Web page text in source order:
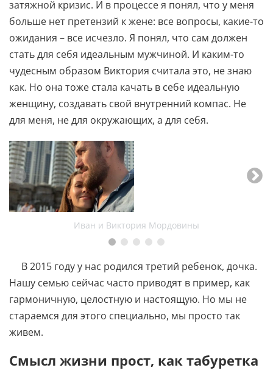
затяжной кризис. И в процессе я понял, что у меня
больше нет претензий к жене: все вопросы, какие-то
ожидания – все исчезло. Я понял, что сам должен
стать для себя идеальным мужчиной. И каким-то
чудесным образом Виктория считала это, не знаю
как. Но она тоже стала качать в себе идеальную
женщину, создавать свой внутренний компас. Не
для меня, не для окружающих, а для себя.
Иван и Виктория Мордовины
В 2015 году у нас родился третий ребенок, дочка.
Нашу семью сейчас часто приводят в пример, как
гармоничную, целостную и настоящую. Но мы не
стараемся для этого специально, мы просто так
живем.
Смысл жизни прост, как табуретка